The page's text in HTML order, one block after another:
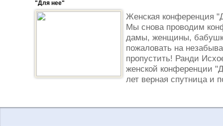
"Для нее"
Женская конференция
Мы снова проводим
дамы, женщины,
пожаловать на
пропустить! Ранди
женской конференции
лет верная спутница и